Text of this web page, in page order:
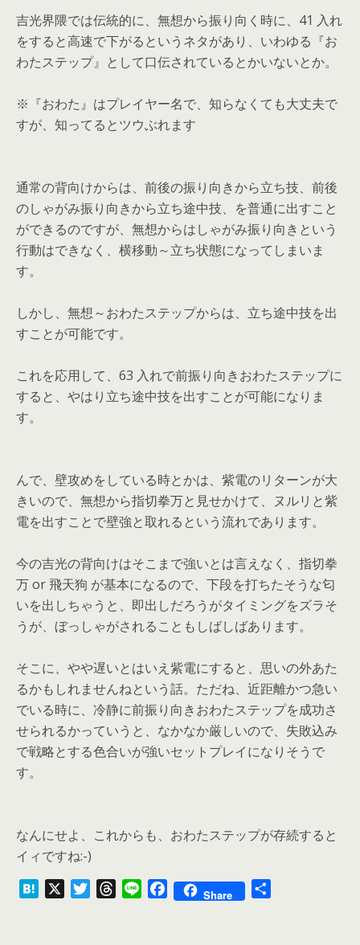
吉光界隈では伝統的に、無想から振り向く時に、41 入れ
をすると高速で下がるというネタがあり、いわゆる『お
わたステップ』として口伝されているとかいないとか。
※『おわた』はプレイヤー名で、知らなくても大丈夫で
すが、知ってるとツウぶれます
通常の背向けからは、前後の振り向きから立ち技、前後
のしゃがみ振り向きから立ち途中技、を普通に出すこと
ができるのですが、無想からはしゃがみ振り向きという
行動はできなく、横移動～立ち状態になってしまいま
す。
しかし、無想～おわたステップからは、立ち途中技を出
すことが可能です。
これを応用して、63 入れで前振り向きおわたステップに
すると、やはり立ち途中技を出すことが可能になりま
す。
んで、壁攻めをしている時とかは、紫電のリターンが大
きいので、無想から指切拳万と見せかけて、ヌルリと紫
電を出すことで壁強と取れるという流れであります。
今の吉光の背向けはそこまで強いとは言えなく、指切拳
万 or 飛天狗 が基本になるので、下段を打ちたそうな匂
いを出しちゃうと、即出しだろうがタイミングをズラそ
うが、ぼっしゃがされることもしばしばあります。
そこに、やや遅いとはいえ紫電にすると、思いの外あた
るかもしれませんねという話。ただね、近距離かつ急い
でいる時に、冷静に前振り向きおわたステップを成功さ
せられるかっていうと、なかなか厳しいので、失敗込み
で戦略とする色合いが強いセットプレイになりそうで
す。
なんにせよ、これからも、おわたステップが存続すると
イィですね:-)
Share